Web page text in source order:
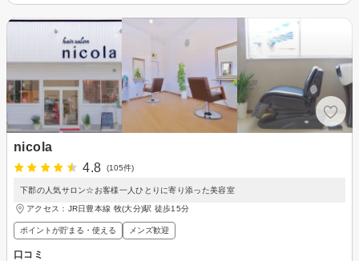
nicola
4.8
(105件)
下郡の人気サロン☆お客様一人ひとりに寄り添った美容室
アクセス：JR日豊本線 牧(大分)駅 徒歩15分
ポイントが貯まる・使える メンズ歓迎
口コミ